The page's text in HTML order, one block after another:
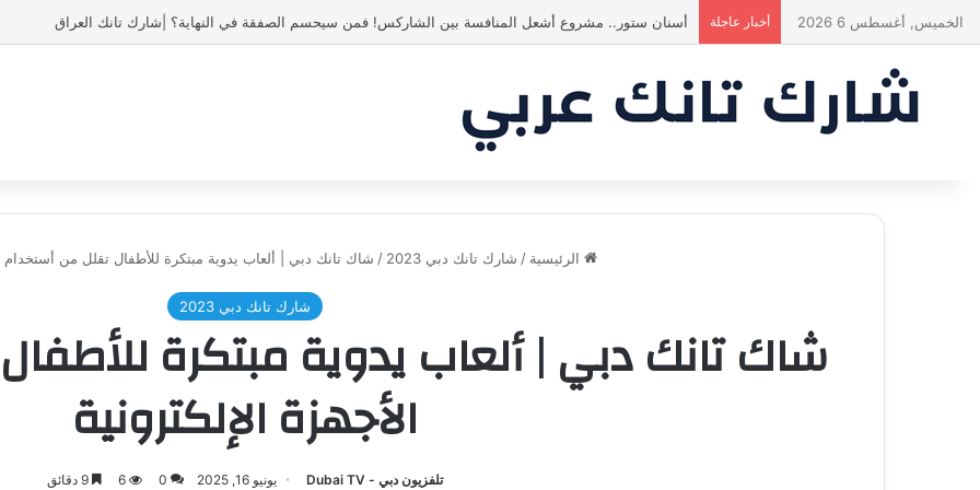
الخميس, أغسطس 6 2026 أخبار عاجلة ياسين منصور كان ليه رأي تاني خالص! انبهر بالفكرة وآمن برائد الأعمال
الرئيسية / شارك تانك دبي 2023 / شاك تانك دبي | ألعاب يدوية مبتكرة للأطفال تقلل من أستخدام
شارك تانك دبي 2023
شاك تانك دبي | ألعاب يدوية مبتكرة
الأجهزة الإلكترونية
تلفزيون دبي - Dubai TV يونيو 16, 2025 0
6